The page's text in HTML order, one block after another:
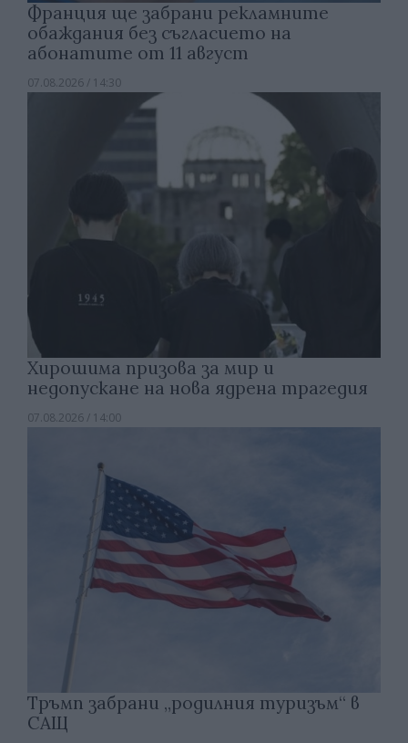
Франция ще забрани рекламните
обаждания без съгласието на
абонатите от 11 август
07.08.2026 / 14:30
Хирошима призова за мир и
недопускане на нова ядрена трагедия
07.08.2026 / 14:00
Тръмп забрани „родилния туризъм“ в
САЩ